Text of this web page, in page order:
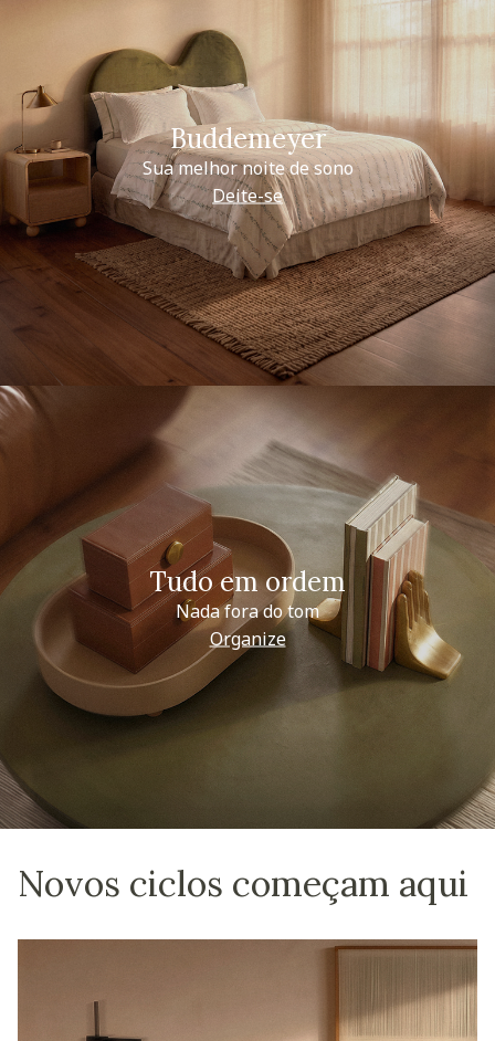
Buddemeyer
Sua melhor noite de sono
Deite-se
Tudo em ordem
Nada fora do tom
Organize
Novos ciclos começam aqui